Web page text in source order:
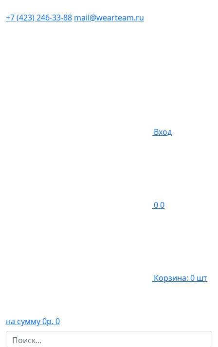
+7 (423) 246-33-88 mail@wearteam.ru
Вход
00
Корзина: 0 шт
на сумму 0р. 0